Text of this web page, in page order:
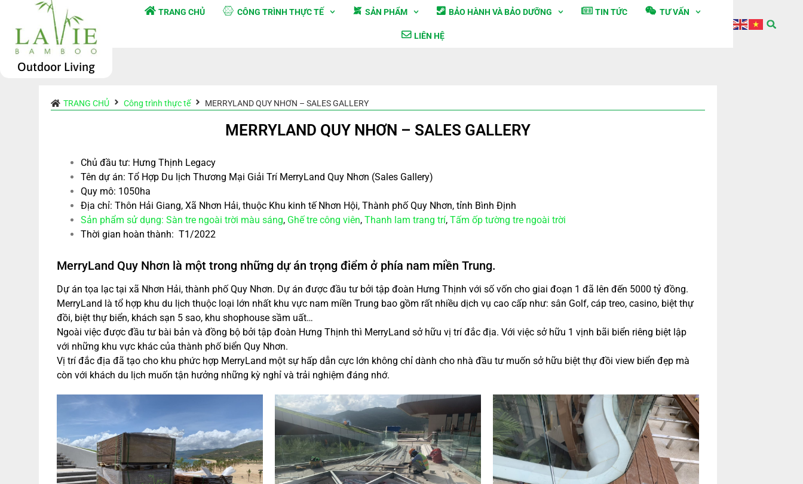
Outdoor Living
TRANG CHỦ CÔNG TRÌNH THỰC TẾ SẢN PHẨM BẢO HÀNH VÀ BẢO DƯỠNG TIN TỨC TƯ VẤN
LIÊN HỆ
TRANG CHỦ Công trình thực tế MERRYLAND QUY NHƠN – SALES GALLERY
MERRYLAND QUY NHƠN – SALES GALLERY
Chủ đầu tư: Hưng Thịnh Legacy
Tên dự án: Tổ Hợp Du lịch Thương Mại Giải Trí MerryLand Quy Nhơn (Sales Gallery)
Quy mô: 1050ha
Địa chỉ: Thôn Hải Giang, Xã Nhơn Hải, thuộc Khu kinh tế Nhơn Hội, Thành phố Quy Nhơn, tỉnh Bình Định
Sản phẩm sử dụng: Sàn tre ngoài trời màu sáng, Ghế tre công viên, Thanh lam trang trí, Tấm ốp tường tre ngoài trời
Thời gian hoàn thành: T1/2022
MerryLand Quy Nhơn là một trong những dự án trọng điểm ở phía nam miền Trung.
Dự án tọa lạc tại xã Nhơn Hải, thành phố Quy Nhơn. Dự án được đầu tư bởi tập đoàn Hưng Thịnh với số vốn cho giai đoạn 1 đã lên đến 5000 tỷ đồng.
MerryLand là tổ hợp khu du lịch thuộc loại lớn nhất khu vực nam miền Trung bao gồm rất nhiều dịch vụ cao cấp như: sân Golf, cáp treo, casino, biệt thự
đồi, biệt thự biển, khách sạn 5 sao, khu shophouse sầm uất…
Ngoài việc được đầu tư bài bản và đồng bộ bởi tập đoàn Hưng Thịnh thì MerryLand sở hữu vị trí đắc địa. Với việc sở hữu 1 vịnh bãi biển riêng biệt lập
với những khu vực khác của thành phố biển Quy Nhơn.
Vị trí đắc địa đã tạo cho khu phức hợp MerryLand một sự hấp dẫn cực lớn không chỉ dành cho nhà đầu tư muốn sở hữu biệt thự đồi view biển đẹp mà
còn với khách du lịch muốn tận hưởng những kỳ nghỉ và trải nghiệm đáng nhớ.